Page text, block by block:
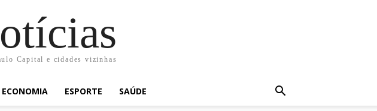
Capital e cidades vizinhas
ECONOMIA ESPORTE SAÚDE